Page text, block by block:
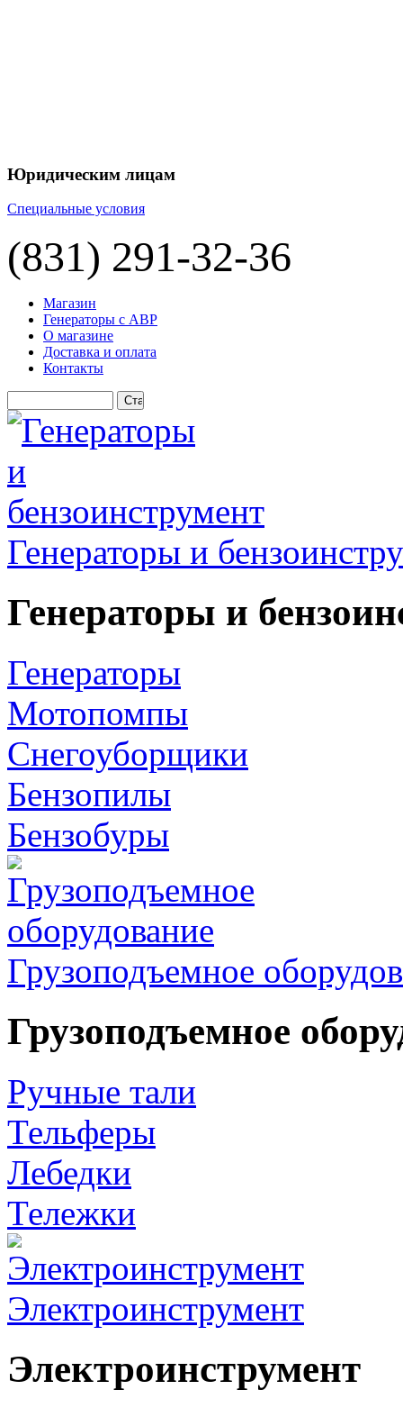
Юридическим лицам
Специальные условия
(831) 291-32-36
Магазин
Генераторы с АВР
О магазине
Доставка и оплата
Контакты
Генераторы и
Генераторы и
Генераторы
Мотопомпы
Снегоуборщики
Бензопилы
Бензобуры
Грузоподъемное
Грузоподъемное
Ручные тали
Тельферы
Лебедки
Тележки
Электроинструмент
Электроинструмент